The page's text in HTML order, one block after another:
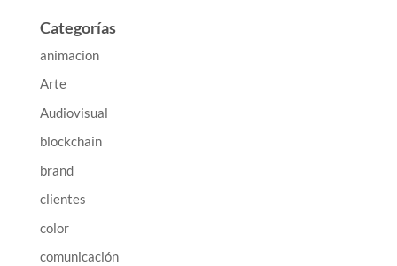
Categorías
animacion
Arte
Audiovisual
blockchain
brand
clientes
color
comunicación